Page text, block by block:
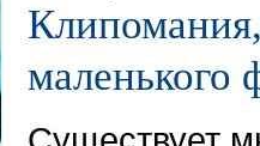
маленького